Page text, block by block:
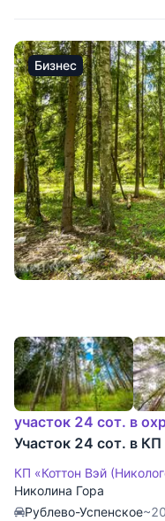
Бизнес
участок 24 сот. в
Участок 24 сот. в
КП «Коттон Вэй
Николина Гора
Рублево-Успенское